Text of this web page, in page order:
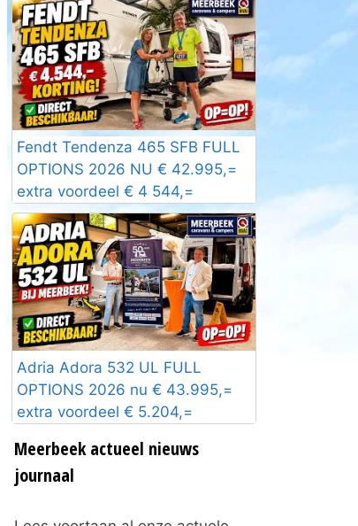
Fendt Tendenza 465 SFB FULL
OPTIONS 2026 NU € 42.995,=
extra voordeel € 4 544,=
Adria Adora 532 UL FULL
OPTIONS 2026 nu € 43.995,=
extra voordeel € 5.204,=
Meerbeek actueel nieuws
journaal